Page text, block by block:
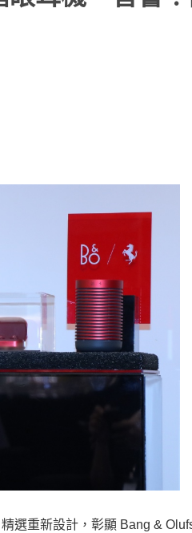
選重新設計，彰顯 Bang &